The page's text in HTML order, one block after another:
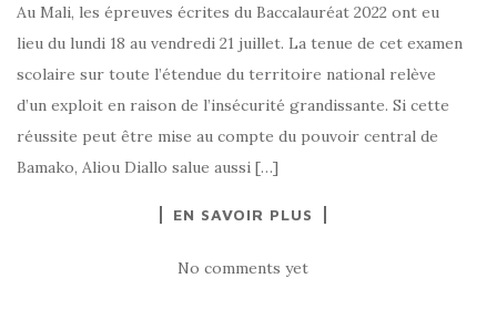
Au Mali, les épreuves écrites du Baccalauréat 2022 ont eu
lieu du lundi 18 au vendredi 21 juillet. La tenue de cet examen
scolaire sur toute l’étendue du territoire national relève
d’un exploit en raison de l’insécurité grandissante. Si cette
réussite peut être mise au compte du pouvoir central de
Bamako, Aliou Diallo salue aussi […]
EN SAVOIR PLUS
No comments yet